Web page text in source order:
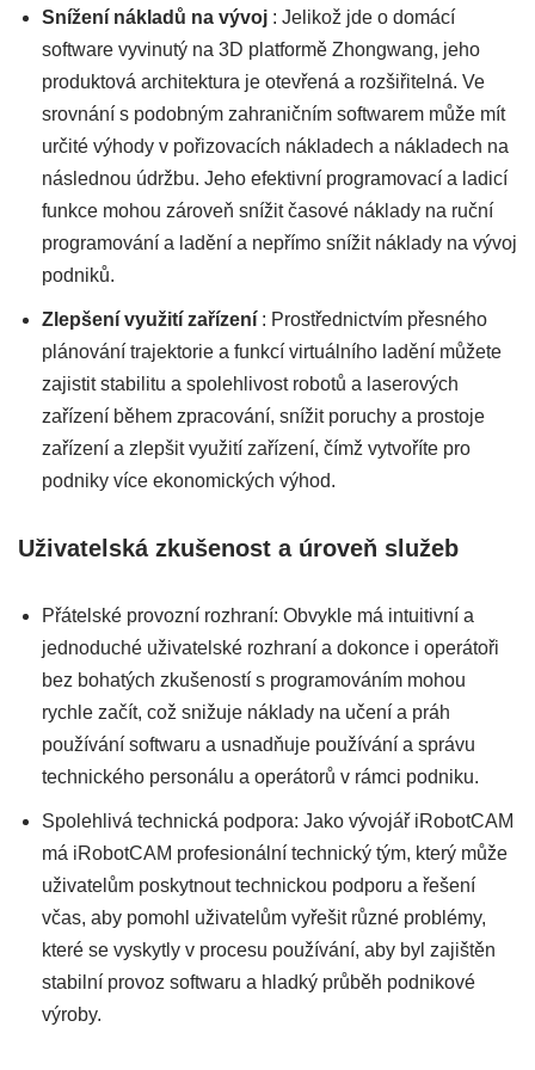
Snížení nákladů na vývoj : Jelikož jde o domácí
software vyvinutý na 3D platformě Zhongwang, jeho
produktová architektura je otevřená a rozšiřitelná. Ve
srovnání s podobným zahraničním softwarem může mít
určité výhody v pořizovacích nákladech a nákladech na
následnou údržbu. Jeho efektivní programovací a ladicí
funkce mohou zároveň snížit časové náklady na ruční
programování a ladění a nepřímo snížit náklady na vývoj
podniků.
Zlepšení využití zařízení : Prostřednictvím přesného
plánování trajektorie a funkcí virtuálního ladění můžete
zajistit stabilitu a spolehlivost robotů a laserových
zařízení během zpracování, snížit poruchy a prostoje
zařízení a zlepšit využití zařízení, čímž vytvoříte pro
podniky více ekonomických výhod.
Uživatelská zkušenost a úroveň služeb
Přátelské provozní rozhraní: Obvykle má intuitivní a
jednoduché uživatelské rozhraní a dokonce i operátoři
bez bohatých zkušeností s programováním mohou
rychle začít, což snižuje náklady na učení a práh
používání softwaru a usnadňuje používání a správu
technického personálu a operátorů v rámci podniku.
Spolehlivá technická podpora: Jako vývojář iRobotCAM
má iRobotCAM profesionální technický tým, který může
uživatelům poskytnout technickou podporu a řešení
včas, aby pomohl uživatelům vyřešit různé problémy,
které se vyskytly v procesu používání, aby byl zajištěn
stabilní provoz softwaru a hladký průběh podnikové
výroby.